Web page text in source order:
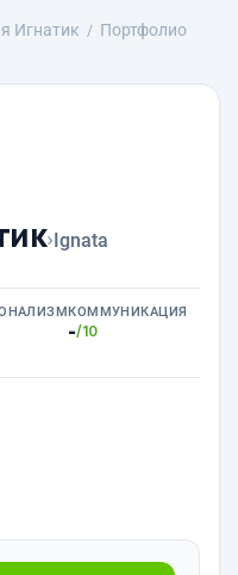
Игнатик
Портфолио
›Ignata
КОММУНИКАЦИЯ
-/10